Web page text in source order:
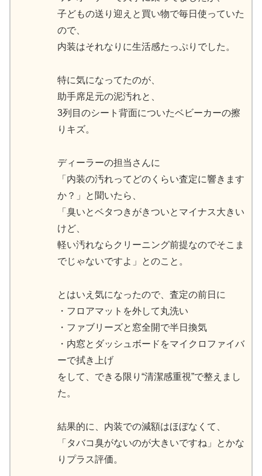
子どもの送り迎えと買い物で毎日使っていた
ので、
内装はそれなりに生活感たっぷりでした。
特に気になってたのが、
助手席足元の泥汚れと、
3列目のシート背面についたベビーカーの擦
りキズ。
ディーラーの担当さんに
「内装の汚れってどのくらい査定に響きます
か？」と聞いたら、
「臭いとベタつきがきついとマイナス大きい
けど、
軽い汚れならクリーニング前提なのでそこま
でじゃないですよ」とのこと。
とはいえ気になったので、査定の前日に
・フロアマットを外して丸洗い
・ファブリーズと窓全開で半日換気
・内窓とダッシュボードをマイクロファイバ
ーで拭き上げ
をして、できる限り“清潔感重視”で整えまし
た。
結果的に、内装での減額はほぼなくて、
「タバコ臭がないのが大きいですね」とかな
りプラス評価。